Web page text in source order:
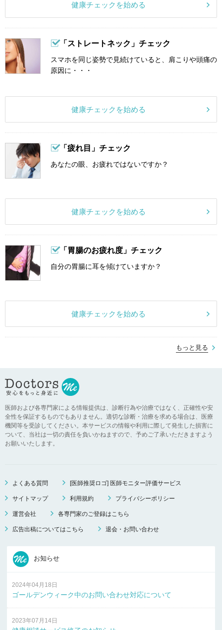
健康チェックを始める
「ストレートネック」チェック
スマホを同じ姿勢で見続けていると、肩こりや頭痛の
原因に・・・
健康チェックを始める
「疲れ目」チェック
あなたの眼、お疲れではないですか？
健康チェックを始める
「胃腸のお疲れ度」チェック
自分の胃腸に耳を傾けていますか？
健康チェックを始める
もっと見る
医師および各専門家による情報提供は、診断行為や治療ではなく、正確性や安
全性を保証するものでもありません。適切な診断・治療を求める場合は、医療
機関等を受診してください。本サービスの情報や利用に際して発生した損害に
ついて、当社は一切の責任を負いかねますので、予めご了承いただきますよう
お願いいたします。
よくある質問 [医師推奨ロゴ] 医師モニター評価サービス
サイトマップ 利用規約 プライバシーポリシー
運営会社 各専門家のご登録はこちら
広告出稿についてはこちら 退会・お問い合わせ
お知らせ
2024年04月18日
ゴールデンウィーク中のお問い合わせ対応について
2023年07月14日